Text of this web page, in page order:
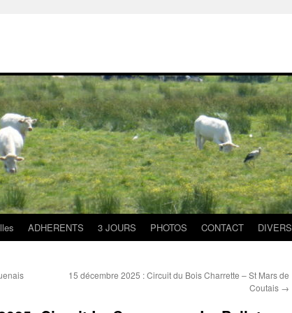
ADHERENTS 3 JOURS PHOTOS CONTACT DIVERS
15 décembre 2025 : Circuit du Bois Charrette – St Mars de
Coutais →